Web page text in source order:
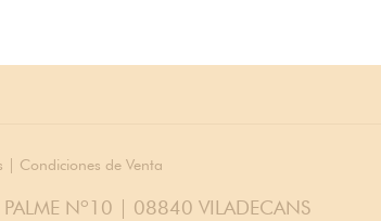
| Condiciones de Venta
Nº10 | 08840 VILADECANS